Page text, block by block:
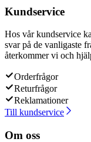
Kundservice
Hos vår kundservice
svar på de vanligaste
återkommer vi och
Orderfrågor
Returfrågor
Reklamationer
Till kundservice
Om oss